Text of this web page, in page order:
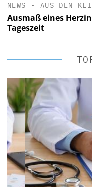
NEWS • AUS DEN
Ausmaß eines
Tageszeit